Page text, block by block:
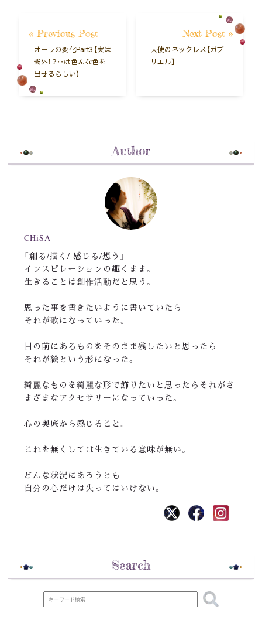
« Previous Post
オーラの変化Part3【実は
紫外！？・・は色んな色を
出せるらしい】
Next Post »
天使のネックレス【ガブ
リエル】
Author
CHiSA
「創る/描く/ 感じる/想う」
インスピレーションの趣くまま。
生きることは創作活動だと思う。
思った事を書きたいように書いていたら
それが歌になっていった。
目の前にあるものをそのまま残したいと思ったら
それが絵という形になった。
綺麗なものを綺麗な形で飾りたいと思ったらそれがさ
まざまなアクセサリーになっていった。
心の奥底から感じること。
これを無くしては生きている意味が無い。
どんな状況にあろうとも
自分の心だけは失ってはいけない。
Search